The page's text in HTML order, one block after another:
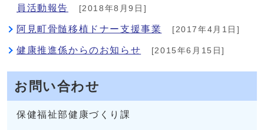
員活動報告
[2018年8月9日]
阿見町骨髄移植ドナー支援事業 [2017年4月1日]
健康推進係からのお知らせ [2015年6月15日]
お問い合わせ
保健福祉部健康づくり課